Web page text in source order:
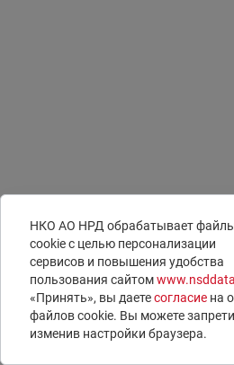
НКО АО НРД обрабатывает
сookie с целью персонализации
сервисов и повышения удобства
пользования сайтом
«Принять», вы даетесогласие на
файлов cookie. Вы можете
изменив настройки браузера.
Документы
Юридическая информация
Контакты
Вопросы и ответы
Раскрытие
ISIN-коды
LEI-коды
E-voting –